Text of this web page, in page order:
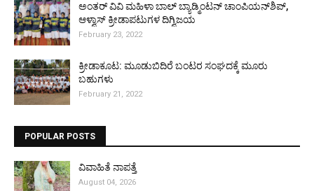
ಅಂತರ್ ವಿವಿ ಮಹಿಳಾ ಬಾಲ್ ಬ್ಯಾಡ್ಮಿಂಟನ್ ಚಾಂಪಿಯನ್‌ಶಿಪ್,
ಆಳ್ವಾಸ್ ಕ್ರೀಡಾಪಟುಗಳ ದಿಗ್ವಿಜಯ
February 23, 2022
ಕ್ರೀಡಾಕೂಟ: ಮೂಡುಬಿದಿರೆ ಬಂಟರ ಸಂಘದಕ್ಕೆ ಮೂರು
ಬಹುಗಳು
February 21, 2022
POPULAR POSTS
ವಿವಾಹಿತೆ ನಾಪತ್ತೆ
August 04, 2026